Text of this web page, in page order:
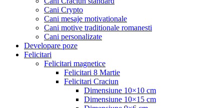
Cani Crypto
Cani mesaje motivationale
Cani motive traditionale romanesti
Cani personalizate
Developare poze
Felicitari
Felicitari magnetice
Felicitari 8 Martie
Felicitari Craciun
Dimensiune 10×10 cm
Dimensiune 10×15 cm